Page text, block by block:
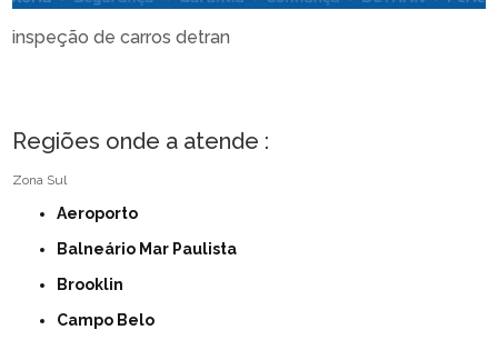
inspeção de carros detran
Regiões onde a atende :
Zona Sul
Aeroporto
Balneário Mar Paulista
Brooklin
Campo Belo